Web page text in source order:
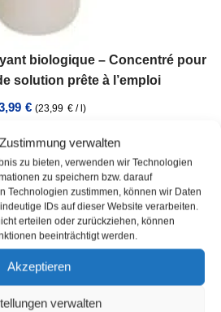
verwalten
zu bieten, verwenden wir Technologien
zu speichern bzw. darauf
Technologien zustimmen, können wir Daten
IDs auf dieser Website verarbeiten.
erteilen oder zurückziehen, können
beeinträchtigt werden.
Akzeptieren
verwalten
biologique – Concentré pour
solution prête à l’emploi
€ (23,99 € / )
Contenu: 1l
: En stock
:3 jours ouvrables
VAT plus Expédition